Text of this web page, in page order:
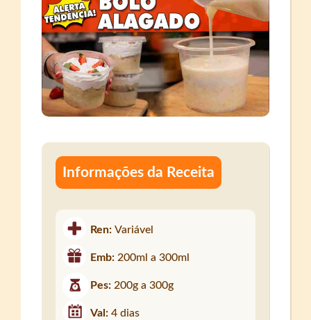
Informações da Receita
Ren:Variável
Emb:200ml a 300ml
Pes:200g a 300g
Val:4 dias